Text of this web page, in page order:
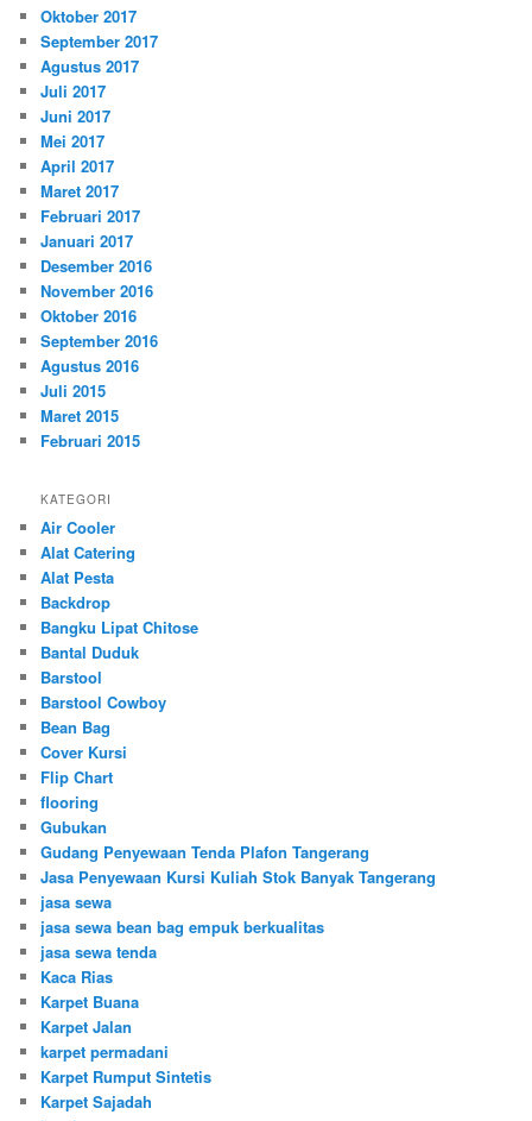
Oktober 2017
September 2017
Agustus 2017
Juli 2017
Juni 2017
Mei 2017
April 2017
Maret 2017
Februari 2017
Januari 2017
Desember 2016
November 2016
Oktober 2016
September 2016
Agustus 2016
Juli 2015
Maret 2015
Februari 2015
KATEGORI
Air Cooler
Alat Catering
Alat Pesta
Backdrop
Bangku Lipat Chitose
Bantal Duduk
Barstool
Barstool Cowboy
Bean Bag
Cover Kursi
Flip Chart
flooring
Gubukan
Gudang Penyewaan Tenda Plafon Tangerang
Jasa Penyewaan Kursi Kuliah Stok Banyak Tangerang
jasa sewa
jasa sewa bean bag empuk berkualitas
jasa sewa tenda
Kaca Rias
Karpet Buana
Karpet Jalan
karpet permadani
Karpet Rumput Sintetis
Karpet Sajadah